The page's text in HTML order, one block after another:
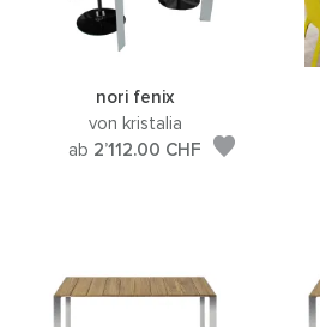
nori fenix
von kristalia
ab 2’112.00 CHF